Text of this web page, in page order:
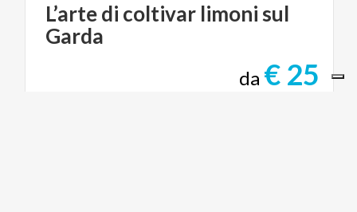
L’artedi coltivar limoni sul
Garda
da € 25